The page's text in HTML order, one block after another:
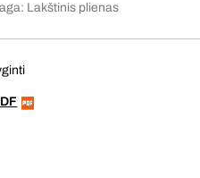
Lakštinis plienas